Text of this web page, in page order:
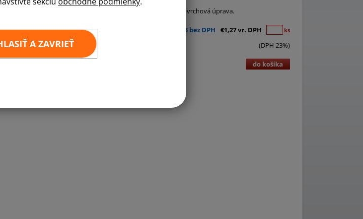
A ZAVRIEŤ
Kvalitná samolepka štátnej vlajky v rozmere 6x4 cm. Odolná povrchová úprava.
6×4 cm €1,03 bez DPH €1,27 vr. DPH ks
(DPH 23%)
do košíka